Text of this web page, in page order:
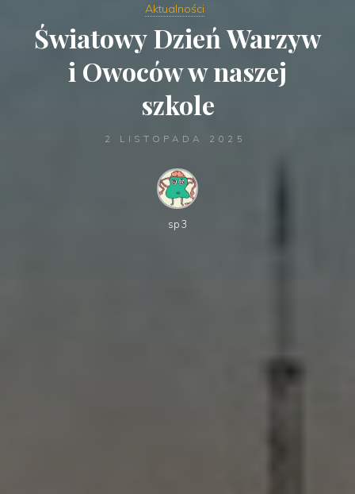
Aktualności
Światowy Dzień Warzyw
i Owoców w naszej
szkole
2 LISTOPADA 2025
sp3